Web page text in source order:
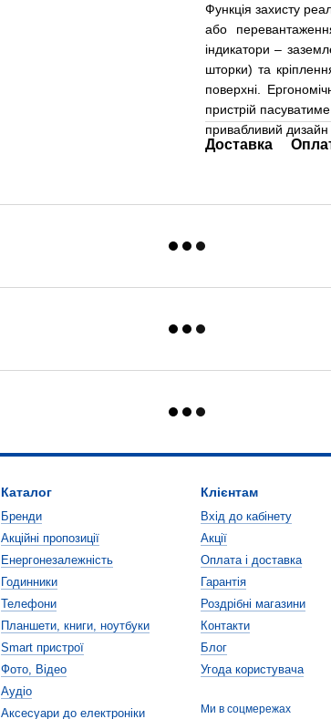
Функція захисту
або
індикатори –
шторки) та
поверхні.
пристрій
привабливий дизайн
Доставка
Каталог
Бренди
Акційні пропозиції
Енергонезалежність
Годинники
Телефони
Планшети, книги, ноутбуки
Smart пристрої
Фото, Відео
Аудіо
Аксесуари до електроніки
Клієнтам
Вхід до кабінету
Акції
Оплата і доставка
Гарантія
Роздрібні магазини
Контакти
Блог
Угода користувача
Ми в соцмережах